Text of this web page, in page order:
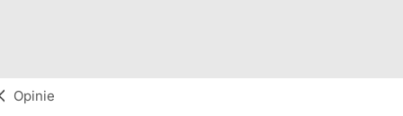
Opinie